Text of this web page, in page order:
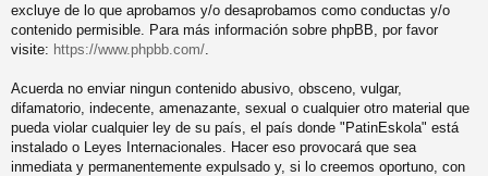
excluye de lo que aprobamos y/o desaprobamos como conductas y/o
contenido permisible. Para más información sobre phpBB, por favor
visite: https://www.phpbb.com/
Acuerda no enviar ningun contenido abusivo, obsceno, vulgar,
difamatorio, indecente, amenazante, sexual o cualquier otro material que
pueda violar cualquier ley de su país, el país donde "PatinEskola" está
instalado o Leyes Internacionales. Hacer eso provocará que sea
inmediata y permanentemente expulsado y, si lo creemos oportuno, con